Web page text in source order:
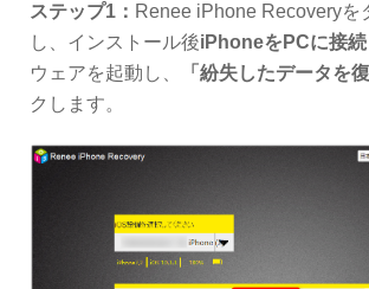
ステップ1： Renee iPhone Recoveryを
し、インストール後iPhoneをPCに接続
ウェアを起動し、
「紛失したデータを復
クします。